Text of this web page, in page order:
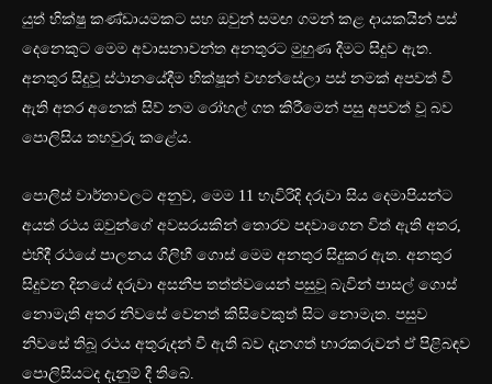
යුත් භික්ෂු කණ්ඩායමකට සහ ඔවුන් සමඟ ගමන් කළ දායකයින් පස්
දෙනෙකුට මෙම අවාසනාවන්ත අනතුරට මුහුණ දීමට සිදුව ඇත.
අනතුර සිදුවූ ස්ථානයේදීම භික්ෂූන් වහන්සේලා පස් නමක් අපවත් වී
ඇති අතර අනෙක් සිව් නම රෝහල් ගත කිරීමෙන් පසු අපවත් වූ බව
පොලිසිය තහවුරු කළේය.
පොලිස් වාර්තාවලට අනුව, මෙම 11 හැවිරිදි දරුවා සිය දෙමාපියන්ට
අයත් රථය ඔවුන්ගේ අවසරයකින් තොරව පදවාගෙන විත් ඇති අතර,
එහිදී රථයේ පාලනය ගිලිහී ගොස් මෙම අනතුර සිදුකර ඇත. අනතුර
සිදුවන දිනයේ දරුවා අසනීප තත්ත්වයෙන් පසුවූ බැවින් පාසල් ගොස්
නොමැති අතර නිවසේ වෙනත් කිසිවෙකුත් සිට නොමැත. පසුව
නිවසේ තිබූ රථය අතුරුදන් වී ඇති බව දැනගත් භාරකරුවන් ඒ පිළිබඳව
පොලිසියටද දැනුම් දී තිබේ.